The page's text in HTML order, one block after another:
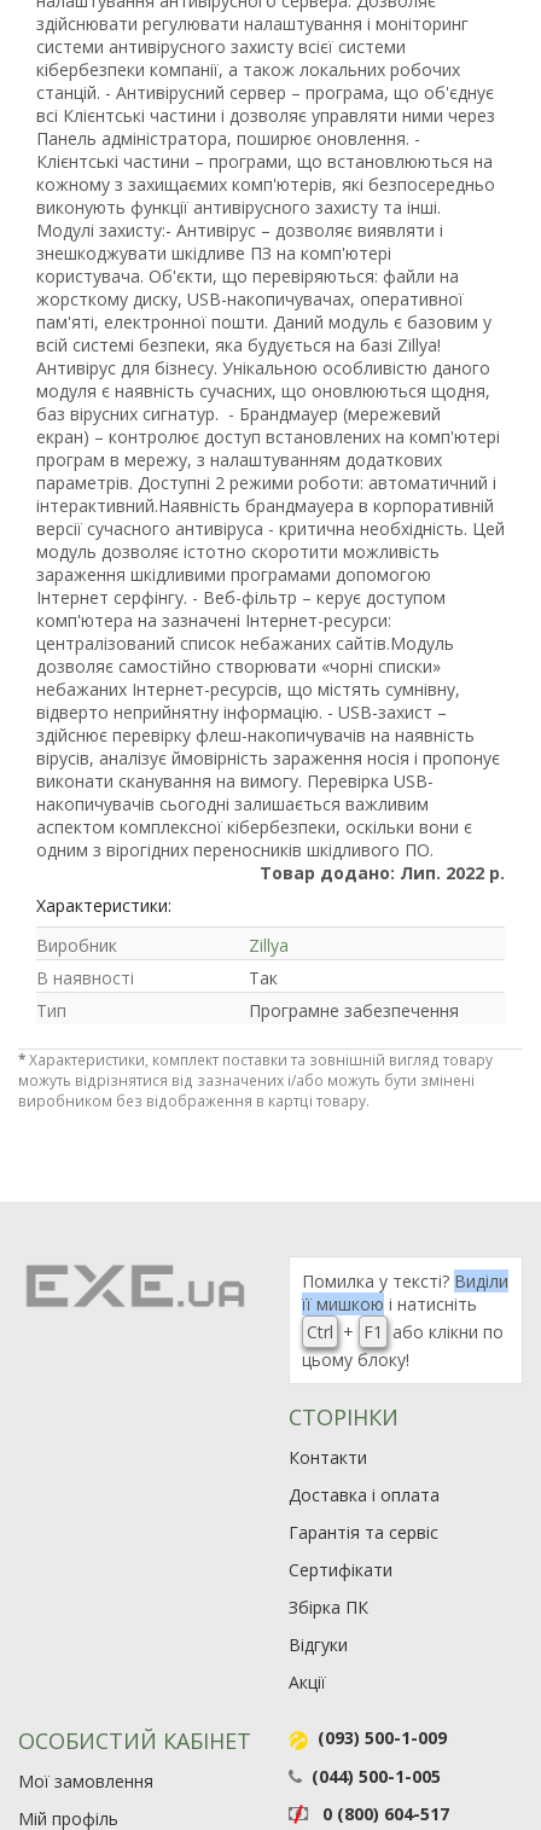
здійснювати регулювати налаштування і моніторинг
системи антивірусного захисту всієї системи
кібербезпеки компанії, а також локальних робочих
станцій. - Антивірусний сервер – програма, що об'єднує
всі Клієнтські частини і дозволяє управляти ними через
Панель адміністратора, поширює оновлення. -
Клієнтські частини – програми, що встановлюються на
кожному з захищаємих комп'ютерів, які безпосередньо
виконують функції антивірусного захисту та інші.
Модулі захисту:- Антивірус – дозволяє виявляти і
знешкоджувати шкідливе ПЗ на комп'ютері
користувача. Об'єкти, що перевіряються: файли на
жорсткому диску, USB-накопичувачах, оперативної
пам'яті, електронної пошти. Даний модуль є базовим у
всій системі безпеки, яка будується на базі Zillya!
Антивірус для бізнесу. Унікальною особливістю даного
модуля є наявність сучасних, що оновлюються щодня,
баз вірусних сигнатур. - Брандмауер (мережевий
екран) – контролює доступ встановлених на комп'ютері
програм в мережу, з налаштуванням додаткових
параметрів. Доступні 2 режими роботи: автоматичний і
інтерактивний.Наявність брандмауера в корпоративній
версії сучасного антивіруса - критична необхідність. Цей
модуль дозволяє істотно скоротити можливість
зараження шкідливими програмами допомогою
Інтернет серфінгу. - Веб-фільтр – керує доступом
комп'ютера на зазначені Інтернет-ресурси:
централізований список небажаних сайтів.Модуль
дозволяє самостійно створювати «чорні списки»
небажаних Інтернет-ресурсів, що містять сумнівну,
відверто неприйнятну інформацію. - USB-захист –
здійснює перевірку флеш-накопичувачів на наявність
вірусів, аналізує ймовірність зараження носія і пропонує
виконати сканування на вимогу. Перевірка USB-
накопичувачів сьогодні залишається важливим
аспектом комплексної кібербезпеки, оскільки вони є
одним з вірогідних переносників шкідливого ПО.
Товар додано: Лип. 2022 р.
Характеристики:
Виробник
Zillya
В наявності
Так
Тип
Програмне забезпечення
*Характеристики, комплект поставки та зовнішній вигляд товару
можуть відрізнятися від зазначених і/або можуть бути змінені
виробником без відображення в картці товару.
Помилка у тексті? Виділи
її мишкою і натисніть
Ctrl + F1
або клікни по
цьому блоку!
СТОРІНКИ
Контакти
Доставка і оплата
Гарантія та сервіс
Сертифікати
Збірка ПК
Відгуки
Акції
ОСОБИСТИЙ КАБІНЕТ
Мої замовлення
Мій профіль
(093) 500-1-009
(044) 500-1-005
0 (800) 604-517